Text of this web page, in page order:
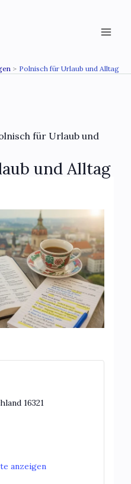
Polnisch für Urlaub und Alltag
für Urlaub und
und Alltag
16321
anzeigen